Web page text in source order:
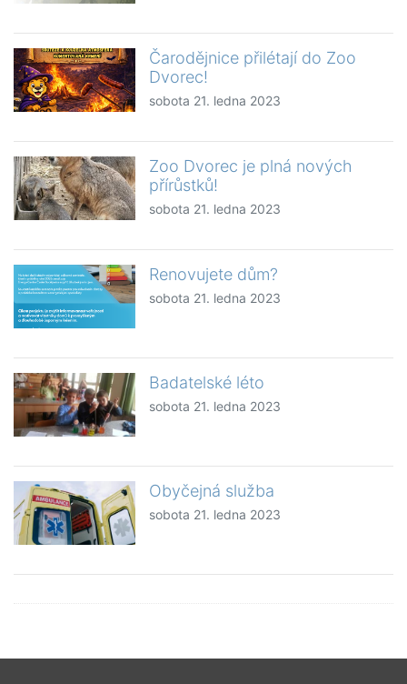
Čarodějnice přilétají do Zoo
Dvorec!
sobota 21. ledna 2023
Zoo Dvorec je plná nových
přírůstků!
sobota 21. ledna 2023
Renovujete dům?
sobota 21. ledna 2023
Badatelské léto
sobota 21. ledna 2023
Obyčejná služba
sobota 21. ledna 2023